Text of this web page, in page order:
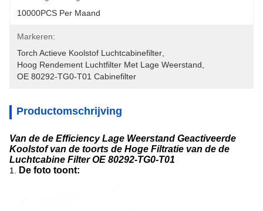
10000PCS Per Maand
Markeren:
Torch Actieve Koolstof Luchtcabinefilter
Hoog Rendement Luchtfilter Met Lage Weerstand
OE 80292-TG0-T01 Cabinefilter
Productomschrijving
Van de de Efficiency Lage Weerstand Geactiveerde
Koolstof van de toorts de Hoge Filtratie van de de
Luchtcabine Filter OE 80292-TG0-T01
1. De foto toont: